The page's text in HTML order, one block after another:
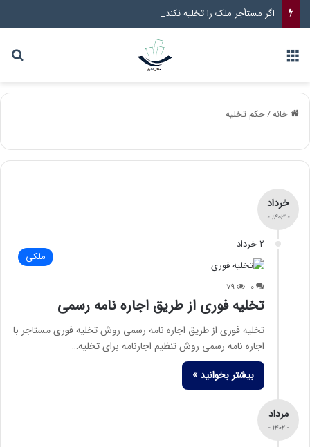
خانه/حکم تخلیه
خرداد
- ۱۴۰۳ -
۲ خرداد
ملکی
۰ ۷۹
تخلیه فوری از طریق اجاره نامه رسمی
تخلیه فوری از طریق اجاره نامه رسمی روش تخلیه فوری مستاجر با
اجاره نامه رسمی روش تنظیم اجارنامه برای تخلیه…
بیشتر بخوانید »
مرداد
- ۱۴۰۲ -